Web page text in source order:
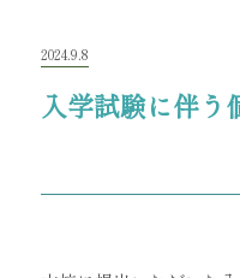
2024.9.8
入学試験に伴う